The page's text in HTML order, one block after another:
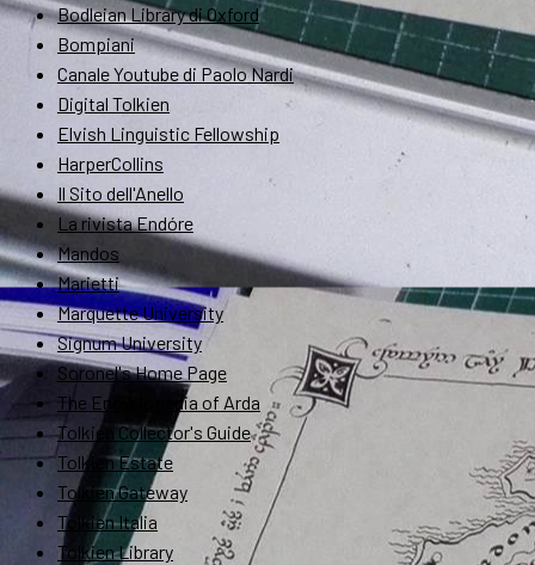
Bodleian Library di Oxford
Bompiani
Canale Youtube di Paolo Nardi
Digital Tolkien
Elvish Linguistic Fellowship
HarperCollins
Il Sito dell'Anello
La rivista Endóre
Mandos
Marietti
Marquette University
Signum University
Soronel's Home Page
The Encyclopedia of Arda
Tolkien Collector's Guide
Tolkien Estate
Tolkien Gateway
Tolkien Italia
Tolkien Library